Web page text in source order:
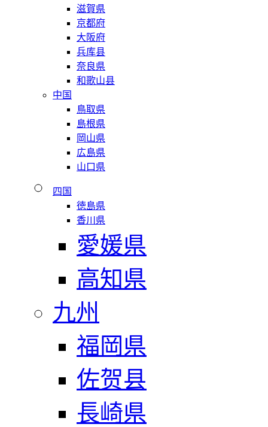
滋賀県
京都府
大阪府
兵库县
奈良県
和歌山县
中国
鳥取県
島根県
岡山県
広島県
山口県
四国
徳島県
香川県
愛媛県
高知県
九州
福岡県
佐贺县
長崎県